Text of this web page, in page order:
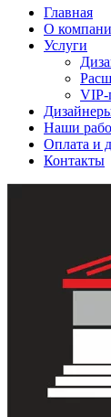
Главная
О
Услуги
VIP-
Наши
Оплата и
Контакты